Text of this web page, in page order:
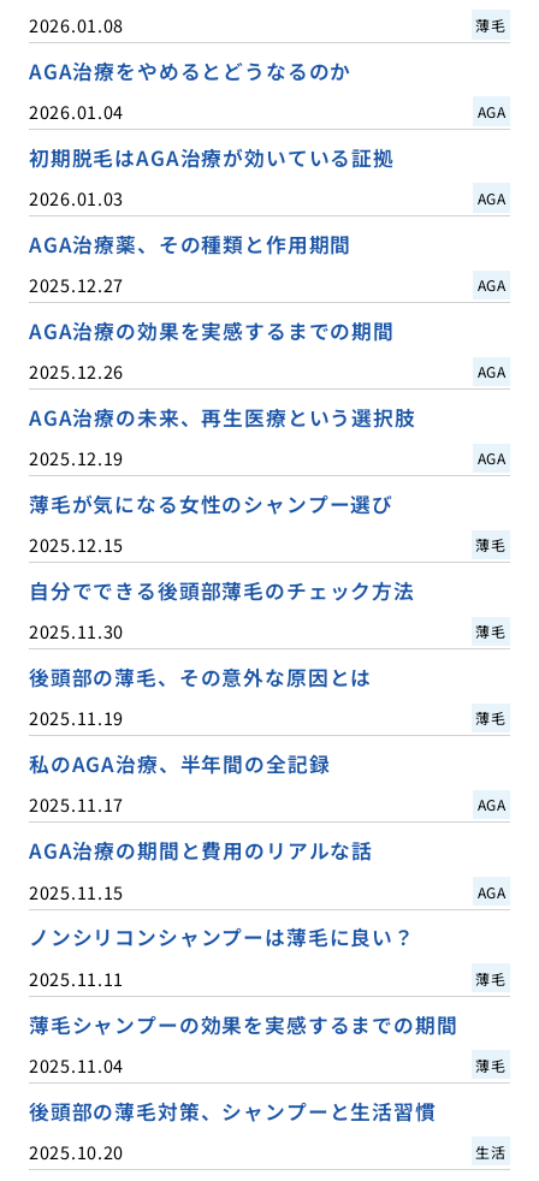
2026.01.08 薄毛
AGA治療をやめるとどうなるのか
2026.01.04 AGA
初期脱毛はAGA治療が効いている証拠
2026.01.03 AGA
AGA治療薬、その種類と作用期間
2025.12.27 AGA
AGA治療の効果を実感するまでの期間
2025.12.26 AGA
AGA治療の未来、再生医療という選択肢
2025.12.19 AGA
薄毛が気になる女性のシャンプー選び
2025.12.15 薄毛
自分でできる後頭部薄毛のチェック方法
2025.11.30 薄毛
後頭部の薄毛、その意外な原因とは
2025.11.19 薄毛
私のAGA治療、半年間の全記録
2025.11.17 AGA
AGA治療の期間と費用のリアルな話
2025.11.15 AGA
ノンシリコンシャンプーは薄毛に良い？
2025.11.11 薄毛
薄毛シャンプーの効果を実感するまでの期間
2025.11.04 薄毛
後頭部の薄毛対策、シャンプーと生活習慣
2025.10.20 生活